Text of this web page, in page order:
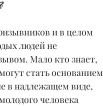
и в целом
людей не
Мало кто знает,
стать основанием
в надлежащем виде,
человека